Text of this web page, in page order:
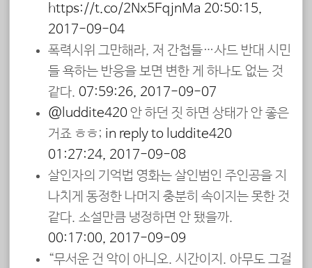
https://t.co/2Nx5FqjnMa 20:50:15,
2017-09-04
폭력시위 그만해라, 저 간첩들…사드 반대 시민
들 욕하는 반응을 보면 변한 게 하나도 없는 것
같다. 07:59:26, 2017-09-07
@luddite420안 하던 짓 하면 상태가 안 좋은
거죠 ㅎㅎ; in reply to luddite420
01:27:24, 2017-09-08
살인자의 기억법 영화는 살인범인 주인공을 지
나치게 동정한 나머지 충분히 속이지는 못한 것
같다. 소설만큼 냉정하면 안 됐을까.
00:17:00, 2017-09-09
“무서운 건 악이 아니오. 시간이지. 아무도 그걸